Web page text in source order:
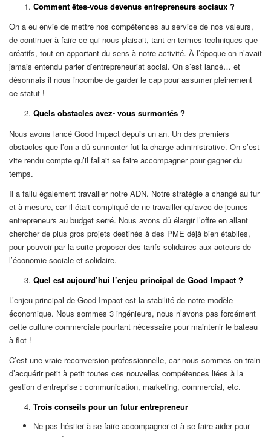
Comment êtes-vous devenus entrepreneurs sociaux ?
On a eu envie de mettre nos compétences au service de nos valeurs,
de continuer à faire ce qui nous plaisait, tant en termes techniques que
créatifs, tout en apportant du sens à notre activité. À l’époque on n’avait
jamais entendu parler d’entrepreneuriat social. On s’est lancé… et
désormais il nous incombe de garder le cap pour assumer pleinement
ce statut !
Quels obstacles avez- vous surmontés ?
Nous avons lancé Good Impact depuis un an. Un des premiers
obstacles que l’on a dû surmonter fut la charge administrative. On s’est
vite rendu compte qu’il fallait se faire accompagner pour gagner du
temps.
Il a fallu également travailler notre ADN. Notre stratégie a changé au fur
et à mesure, car il était compliqué de ne travailler qu’avec de jeunes
entrepreneurs au budget serré. Nous avons dû élargir l’offre en allant
chercher de plus gros projets destinés à des PME déjà bien établies,
pour pouvoir par la suite proposer des tarifs solidaires aux acteurs de
l’économie sociale et solidaire.
Quel est aujourd’hui l’enjeu principal de Good Impact ?
L’enjeu principal de Good Impact est la stabilité de notre modèle
économique. Nous sommes 3 ingénieurs, nous n’avons pas forcément
cette culture commerciale pourtant nécessaire pour maintenir le bateau
à flot !
C’est une vraie reconversion professionnelle, car nous sommes en train
d’acquérir petit à petit toutes ces nouvelles compétences liées à la
gestion d’entreprise : communication, marketing, commercial, etc.
Trois conseils pour un futur entrepreneur
Ne pas hésiter à se faire accompagner et à se faire aider pour